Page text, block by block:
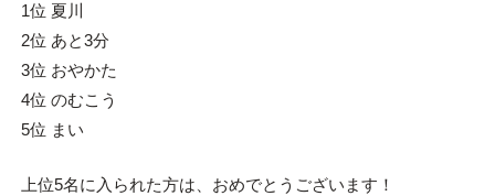
1位 夏川
2位 あと3分
3位 おやかた
4位 のむこう
5位 まい
上位5名に入られた方は、おめでとうございます！